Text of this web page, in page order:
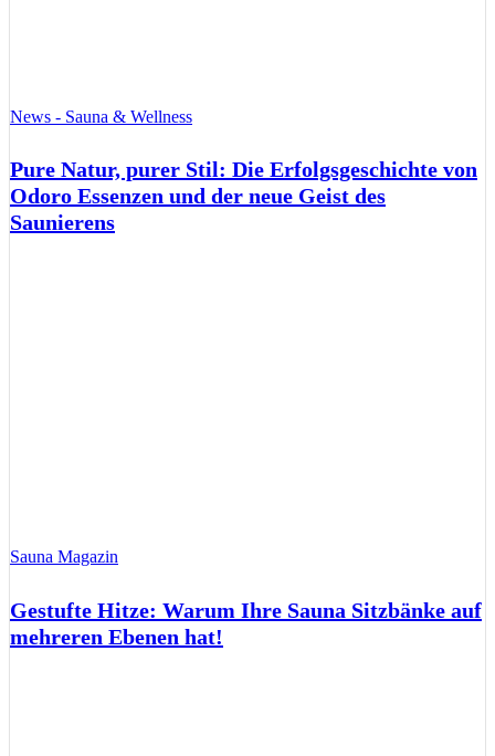
News - Sauna & Wellness
Pure Natur, purer Stil: Die Erfolgsgeschichte von
Odoro Essenzen und der neue Geist des
Saunierens
Sauna Magazin
Gestufte Hitze: Warum Ihre Sauna Sitzbänke auf
mehreren Ebenen hat!